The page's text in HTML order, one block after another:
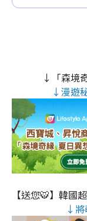
↓「森境
↓漫遊
【送您🐯】韓國
↓將